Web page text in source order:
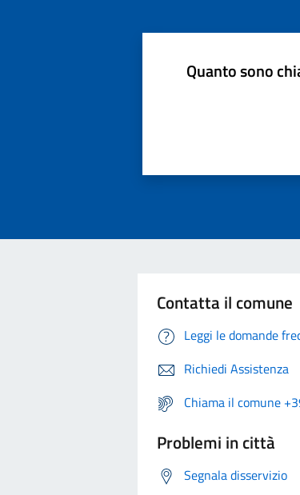
Quanto sono
Contatta il comune
Leggi le domande
Richiedi Assistenza
Chiama il comune
Problemi in città
Segnala disservizio